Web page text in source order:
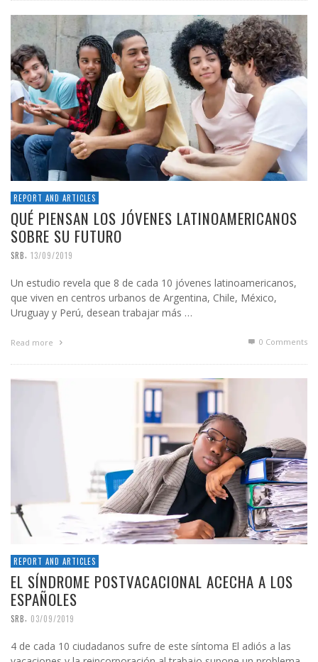
REPORT AND ARTICLES
QUÉ PIENSAN LOS JÓVENES LATINOAMERICANOS
SOBRE SU FUTURO
SRB, 13/09/2019
Un estudio revela que 8 de cada 10 jóvenes latinoamericanos,
que viven en centros urbanos de Argentina, Chile, México,
Uruguay y Perú, desean trabajar más …
Read more 0 Comments
REPORT AND ARTICLES
EL SÍNDROME POSTVACACIONAL ACECHA A LOS
ESPAÑOLES
SRB, 03/09/2019
4 de cada 10 ciudadanos sufre de este síntoma El adiós a las